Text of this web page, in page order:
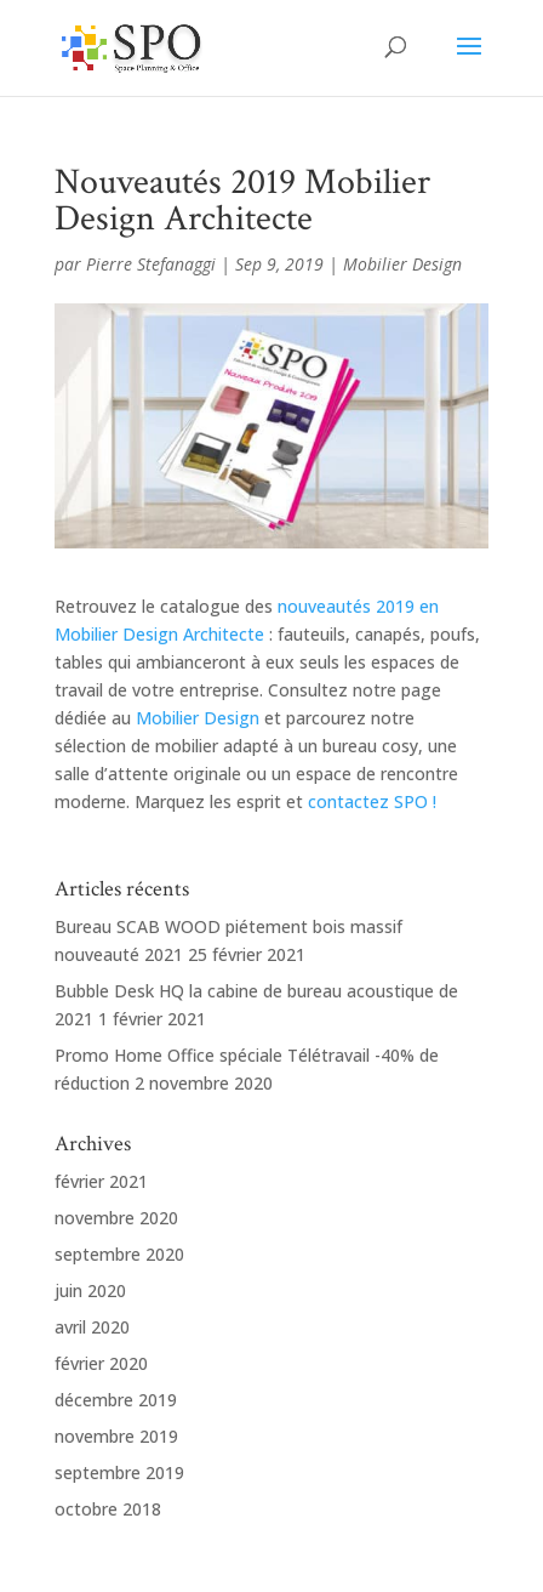
Nouveautés 2019 Mobilier
Design Architecte
par Pierre Stefanaggi| Sep 9, 2019| Mobilier Design
Retrouvez le catalogue des nouveautés 2019 en
Mobilier Design Architecte : fauteuils, canapés, poufs,
tables qui ambianceront à eux seuls les espaces de
travail de votre entreprise. Consultez notre page
dédiée au Mobilier Design et parcourez notre
sélection de mobilier adapté à un bureau cosy, une
salle d’attente originale ou un espace de rencontre
moderne. Marquez les esprit et contactez SPO !
Articles récents
Bureau SCAB WOOD piétement bois massif
nouveauté 2021 25 février 2021
Bubble Desk HQ la cabine de bureau acoustique de
2021 1 février 2021
Promo Home Office spéciale Télétravail -40% de
réduction 2 novembre 2020
Archives
février 2021
novembre 2020
septembre 2020
juin 2020
avril 2020
février 2020
décembre 2019
novembre 2019
septembre 2019
octobre 2018